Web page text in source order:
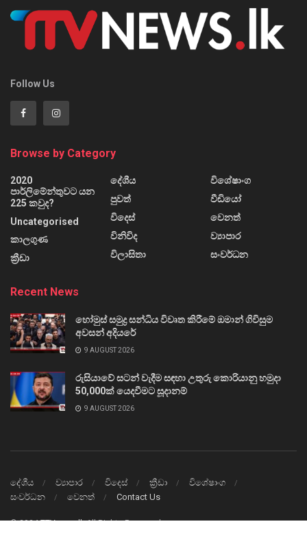
Follow Us
Browse by Category
2020
පාර්ලිමේන්තුවට යන
225 කවුද?
Uncategorised
කාලගුණ
ක්‍රීඩා
දේශීය
පුවත්
විදෙස්
විනිවිද
විලාසිතා
විශේෂාංග
වීඩියෝ
වෙනත්
ව්‍යාපාර
සංවර්ධන
Recent News
හෝමුස් සමුද්‍ර සන්ධිය විවෘත කිරීමේ ඔමාන් ගිවිසුම
අවසන් අදියරේ
9 AUGUST 2026
රුසියාවේ සටන් වැදීම සඳහා උතුරු කොරියානු හමුදා
50,000ක් යෙදවීමට සූදානම්
9 AUGUST 2026
දේශීය ව්‍යාපාර විදෙස් ක්‍රීඩා
විශේෂාංග
සංවර්ධන
වෙනත් Contact Us
© 2024TTVnews.lkAll Rights Reserved